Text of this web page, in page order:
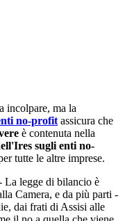
incolpare, ma la
no-profit assicura che
è contenuta nella
sugli enti no-
tutte le altre imprese.
La legge di bilancio è
Camera, e da più parti -
dai frati di Assisi alle